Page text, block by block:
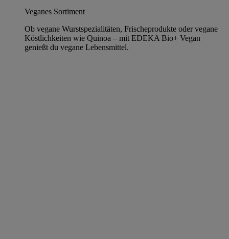
Veganes Sortiment
Ob vegane Wurstspezialitäten, Frischeprodukte oder vegane
Köstlichkeiten wie Quinoa – mit EDEKA Bio+ Vegan
genießt du vegane Lebensmittel.